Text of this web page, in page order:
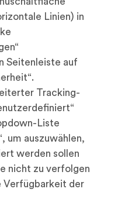
Linien) in
Seitenleiste auf
Tracking-
Liste
um auszuwählen,
werden sollen
nicht zu verfolgen
Verfügbarkeit der